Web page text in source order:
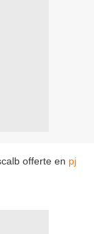
offerte en pj